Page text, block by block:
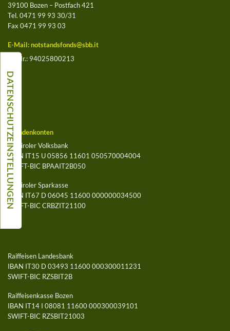
39100 Bozen – Postfach 421
Tel. 0471 99 93 30/31
Fax 0471 99 93 03
E-Mail: notstandsfonds@sbb.it
St.-Nr.: 94025800213
Spendenkonten
Südtiroler Volksbank
IBAN IT15 U 05856 11601 050570004004
SWIFT-BIC BPAAIT2B050
Südtiroler Sparkasse
IBAN IT67 D 06045 11600 000000034500
SWIFT-BIC CRBZIT21100
Raiffeisen Landesbank
IBAN IT30 D 03493 11600 000300011231
SWIFT-BIC RZSBIT2B
Raiffeisenkasse Bozen
IBAN IT14 I 08081 11600 000300039101
SWIFT-BIC RZSBIT21003